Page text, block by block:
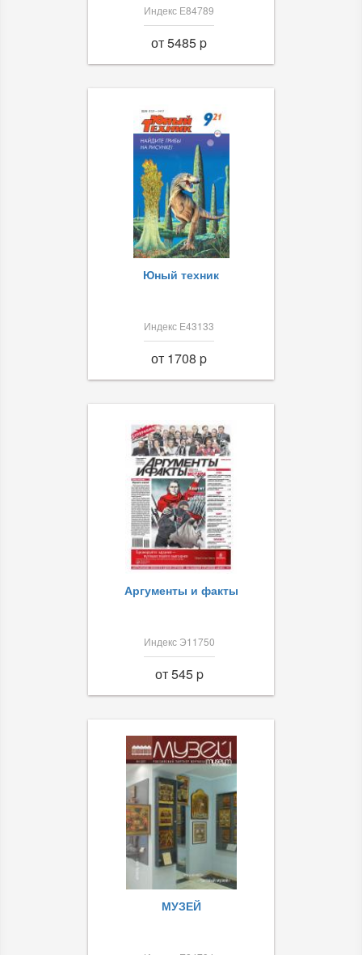
Индекс Е84789
от 5485 p
Юный техник
Индекс Е43133
от 1708 p
Аргументы и факты
Индекс Э11750
от 545 p
МУЗЕЙ